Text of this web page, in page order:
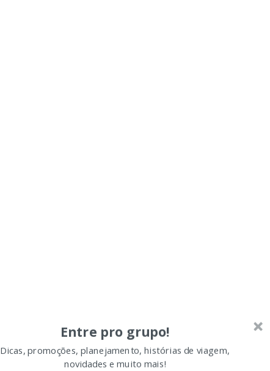
Entre pro grupo!
Dicas, promoções, planejamento, histórias de viagem,
novidades e muito mais!